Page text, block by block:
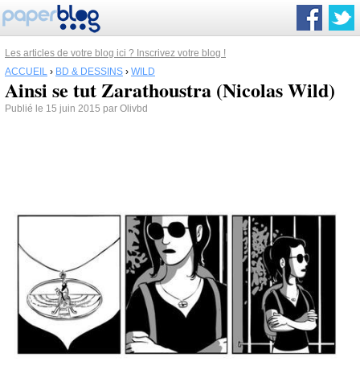
Les articles de votre blog ici ? Inscrivez votre blog !
ACCUEIL › BD & DESSINS › WILD
Ainsi se tut Zarathoustra (Nicolas Wild)
Publié le 15 juin 2015 par Olivbd